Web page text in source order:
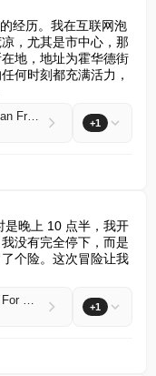
经历。我在互联网泡
，尤其是市中心，那
地，地址为霍华德街
何时刻都充满活力，
From Doom Loop to Boom Loop: A San Francisco Story +1
是晚上 10 点半，我开
没有完全停下，而是
个险。这次冒险让我
How To Overcome Financial Despair For Good +1